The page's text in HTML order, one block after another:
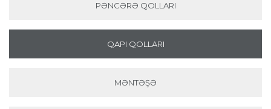
PƏNCƏRƏ QOLLARI
QAPI QOLLARI
MƏNTƏŞƏ